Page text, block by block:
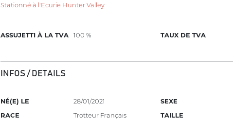
Stationné à l'Ecurie Hunter Valley
ASSUJETTI À LA TVA 100 % TAUX DE TVA
INFOS / DETAILS
NÉ(E) LE
28/01/2021
RACE
Trotteur Français
SEXE
TAILLE